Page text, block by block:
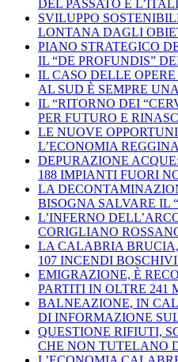
DEL PASSATO E
SVILUPPO
LONTANA DAGLI
PIANO STRATEGICO
IL “DE PROFUNDIS”
IL CASO DELLE
AL SUD È SEMPRE
IL “RITORNO DEI
PER FUTURO E
LE NUOVE
L’ECONOMIA
DEPURAZIONE
188 IMPIANTI FUORI
LA
BISOGNA SALVARE IL
L’INFERNO
CORIGLIANO
LA CALABRIA
107 INCENDI
EMIGRAZIONE, È
PARTITI IN OLTRE 241
BALNEAZIONE, IN
DI INFORMAZIONE
QUESTIONE RIFIUTI,
CHE NON TUTELANO